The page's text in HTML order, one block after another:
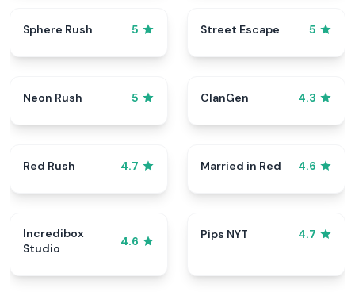
Sphere Rush 5 Street Escape 5
Neon Rush 5 ClanGen 4.3
Red Rush 4.7 Married in Red 4.6
Incredibox
Studio
4.6
Pips NYT 4.7